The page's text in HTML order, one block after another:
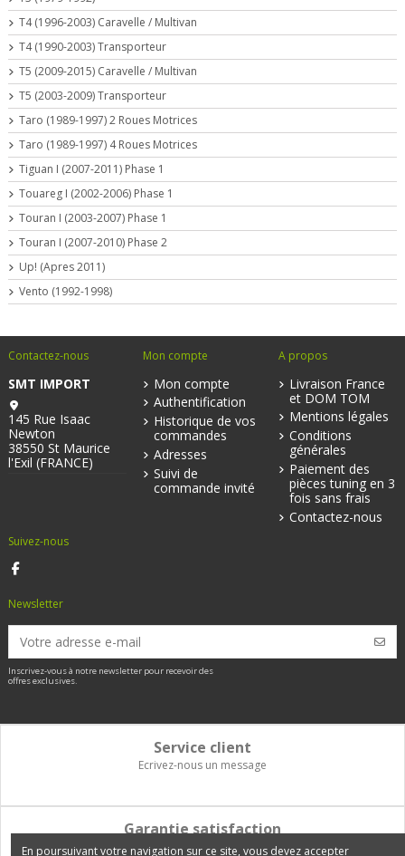
T4 (1996-2003) Caravelle / Multivan
T4 (1990-2003) Transporteur
T5 (2009-2015) Caravelle / Multivan
T5 (2003-2009) Transporteur
Taro (1989-1997) 2 Roues Motrices
Taro (1989-1997) 4 Roues Motrices
Tiguan I (2007-2011) Phase 1
Touareg I (2002-2006) Phase 1
Touran I (2003-2007) Phase 1
Touran I (2007-2010) Phase 2
Up! (Apres 2011)
Vento (1992-1998)
Contactez-nous
SMT IMPORT
145 Rue Isaac
Newton
38550 St Maurice
l'Exil (FRANCE)
Mon compte
Mon compte
Authentification
Historique de vos
commandes
Adresses
Suivi de
commande invité
A propos
Livraison France
et DOM TOM
Mentions légales
Conditions
générales
Paiement des
pièces tuning en 3
fois sans frais
Contactez-nous
Suivez-nous
Newsletter
Inscrivez-vous à notre newsletter pour recevoir des
offres exclusives.
Service client
Ecrivez-nous un message
Garantie satisfaction
Vous disposez de 14 jours pour changer d'avis et être remboursé
En poursuivant votre navigation sur ce site, vous devez accepter